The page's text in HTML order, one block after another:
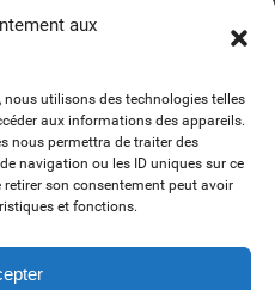
aux
nous utilisons des technologies telles
aux informations des appareils.
nous permettra de traiter des
navigation ou les ID uniques sur ce
son consentement peut avoir
et fonctions.
Buzzez !
communication